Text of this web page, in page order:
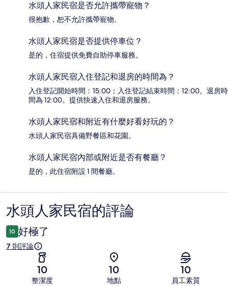
水頭人家民宿是否允許攜帶寵物？
很抱歉，恕不允許攜帶寵物。
水頭人家民宿是否提供停車位？
是的，住宿提供免費自助停車服務。
水頭人家民宿入住登記和退房的時間為？
入住登記開始時間：15:00；入住登記結束時間：12:00。退房時
間為 12:00。提供快速入住和退房服務。
水頭人家民宿和附近有什麼好看好玩的？
水頭人家民宿具備野餐區和花園。
水頭人家民宿內部或附近是否有餐廳？
是的，此住宿附設 1 間餐廳。
評
論
水頭人家民宿的評論
10 好極了
7 則評論
10
整潔度
10
地點
10
員工素質